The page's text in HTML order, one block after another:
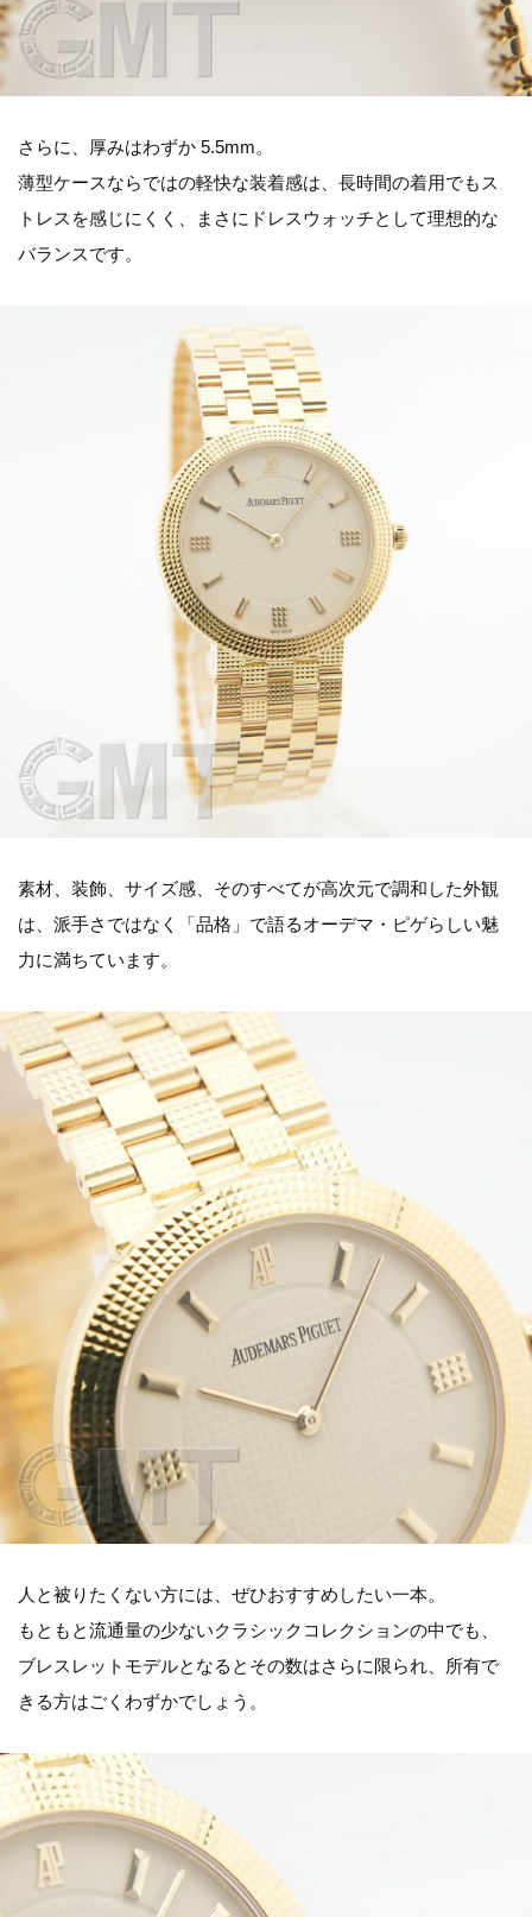
さらに、厚みはわずか 5.5mm。
薄型ケースならではの軽快な装着感は、長時間の着用でもス
トレスを感じにくく、まさにドレスウォッチとして理想的な
バランスです。
素材、装飾、サイズ感、そのすべてが高次元で調和した外観
は、派手さではなく「品格」で語るオーデマ・ピゲらしい魅
力に満ちています。
人と被りたくない方には、ぜひおすすめしたい一本。
もともと流通量の少ないクラシックコレクションの中でも、
ブレスレットモデルとなるとその数はさらに限られ、所有で
きる方はごくわずかでしょう。